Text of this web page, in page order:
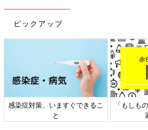
ピックアップ
感染症対策、いますぐできるこ
と
「もしも